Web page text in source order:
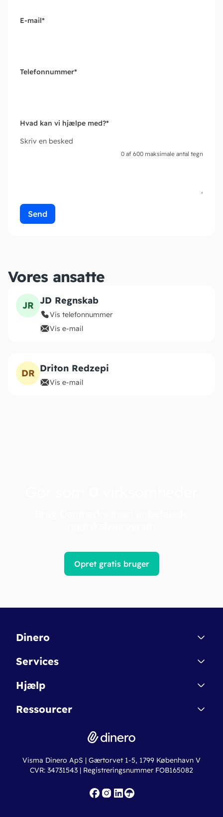
E-mail*
Telefonnummer*
Hvad kan vi hjælpe med?*
Skriv en besked
0 af 600 maksimale antal tegn
Vores ansatte
JR JD Regnskab
Vis telefonnummer
Vis e-mail
DR Driton Redzepi
Vis e-mail
Opret gratis bruger
Dinero
Kontakt
Betingelser & Sikkerhed
Nye funktioner
Services
Dinero Starter
Dinero Pro
Erhvervslån
Fakturaskabeloner
Hjælp
Regnskabsordbogen
Online regnskabskurser
Ressourcer
Ny virksomhed
Iværksætterlegat
Visma Dinero ApS | Gærtorvet 1-5, 1799 København V
CVR: 34731543 | Registreringsnummer FOB165082